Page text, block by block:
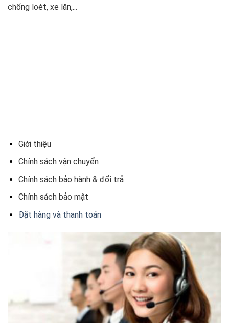
chống loét, xe lăn,...
Giới thiệu
Chính sách vận chuyển
Chính sách bảo hành & đổi trả
Chính sách bảo mật
Đặt hàng và thanh toán